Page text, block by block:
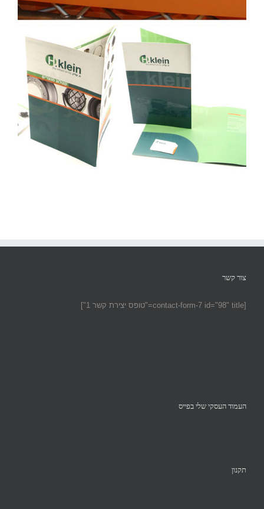
צור קשר
[contact-form-7 id="98" title="טופס יצירת קשר 1"]
העמוד העסקי שלי בפייס
תקנון